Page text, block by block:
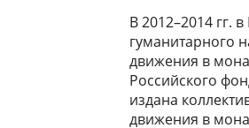
В 2012–2014 гг.
гуманитарного
движения в
Российского
издана
движения в